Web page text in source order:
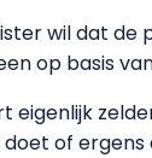
wil dat
op basis
eigenlijk
of ergens